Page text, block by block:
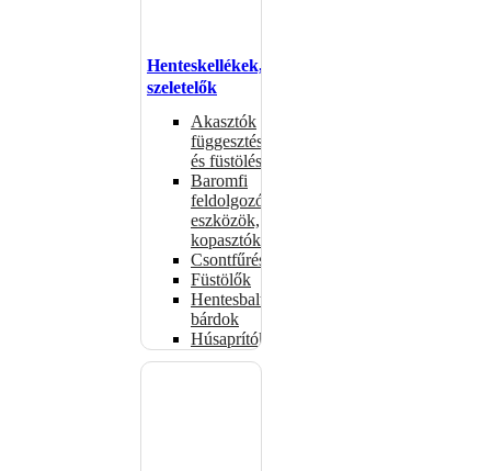
Henteskellékek,
szeletelők
Akasztók
függesztéshez
és füstöléshez
Baromfi
feldolgozó
eszközök,
kopasztók
Csontfűrészek
Füstölők
Hentesbalták,
bárdok
Húsaprítók